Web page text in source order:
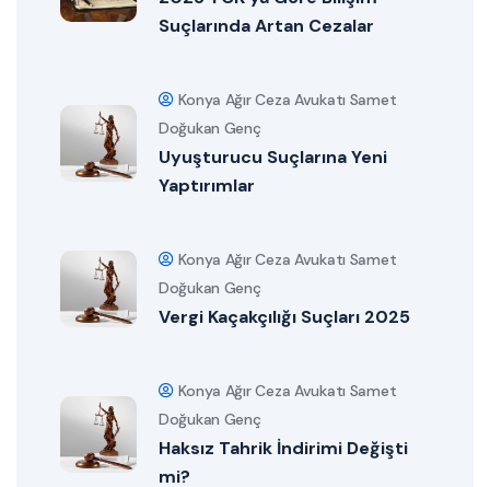
Suçlarında Artan Cezalar
Konya Ağır Ceza Avukatı Samet
Doğukan Genç
Uyuşturucu Suçlarına Yeni
Yaptırımlar
Konya Ağır Ceza Avukatı Samet
Doğukan Genç
Vergi Kaçakçılığı Suçları 2025
Konya Ağır Ceza Avukatı Samet
Doğukan Genç
Haksız Tahrik İndirimi Değişti
mi?